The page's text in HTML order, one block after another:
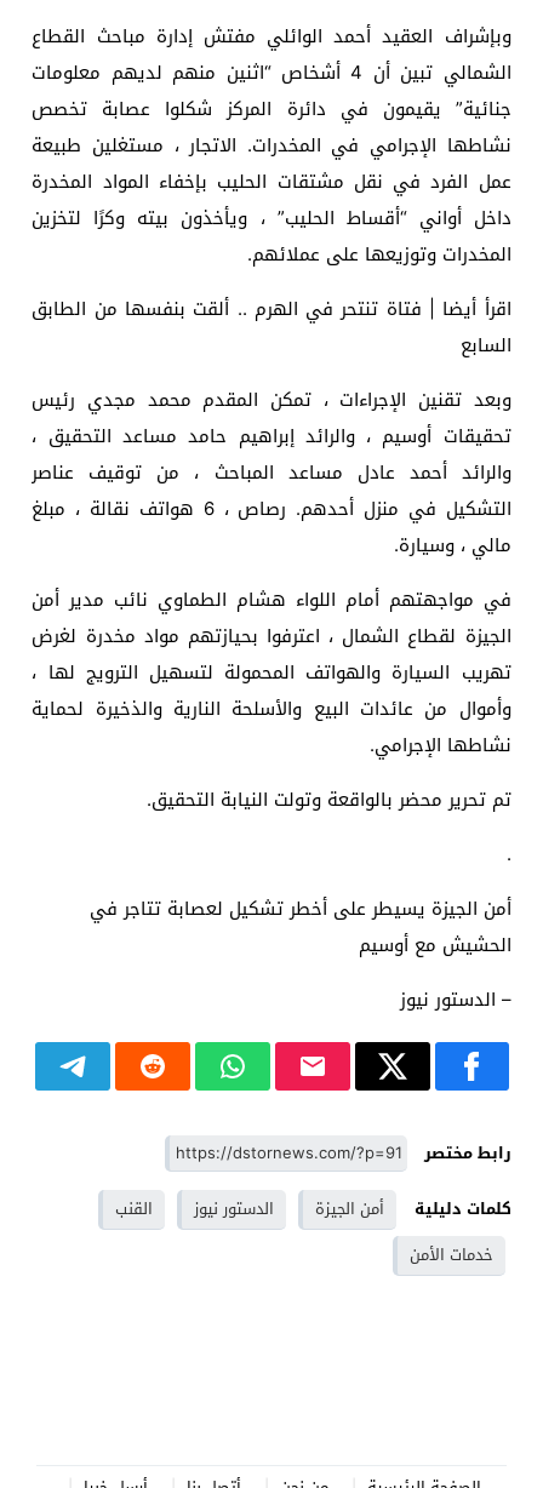
وبإشراف العقيد أحمد الوائلي مفتش إدارة مباحث القطاع
الشمالي تبين أن 4 أشخاص “اثنين منهم لديهم معلومات
جنائية” يقيمون في دائرة المركز شكلوا عصابة تخصص
نشاطها الإجرامي في المخدرات. الاتجار ، مستغلين طبيعة
عمل الفرد في نقل مشتقات الحليب بإخفاء المواد المخدرة
داخل أواني “أقساط الحليب” ، ويأخذون بيته وكرًا لتخزين
المخدرات وتوزيعها على عملائهم.
اقرأ أيضا | فتاة تنتحر في الهرم .. ألقت بنفسها من الطابق
السابع
وبعد تقنين الإجراءات ، تمكن المقدم محمد مجدي رئيس
تحقيقات أوسيم ، والرائد إبراهيم حامد مساعد التحقيق ،
والرائد أحمد عادل مساعد المباحث ، من توقيف عناصر
التشكيل في منزل أحدهم. رصاص ، 6 هواتف نقالة ، مبلغ
مالي ، وسيارة.
في مواجهتهم أمام اللواء هشام الطماوي نائب مدير أمن
الجيزة لقطاع الشمال ، اعترفوا بحيازتهم مواد مخدرة لغرض
تهريب السيارة والهواتف المحمولة لتسهيل الترويج لها ،
وأموال من عائدات البيع والأسلحة النارية والذخيرة لحماية
نشاطها الإجرامي.
تم تحرير محضر بالواقعة وتولت النيابة التحقيق.
.
أمن الجيزة يسيطر على أخطر تشكيل لعصابة تتاجر في
الحشيش مع أوسيم
– الدستور نيوز
رابط مختصر
كلمات دليلية
أمن الجيزة الدستور نيوز
القنب
خدمات الأمن